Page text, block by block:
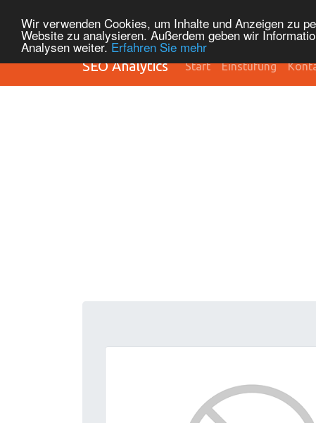
Wir verwenden Cookies, um Inhalte und Anzeigen zu
Website zu analysieren. Außerdem geben wir
Analysen weiter. Erfahren Sie mehr
SEO Analytics Start Einstufung